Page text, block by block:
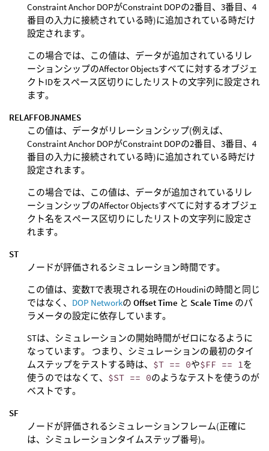
Constraint Anchor DOPがConstraint DOPの2番目、3番目、4
番目の入力に接続されている時)に追加されている時だけ
設定されます。
この場合では、この値は、データが追加されているリレ
ーションシップのAffector Objectsすべてに対するオブジェ
クトIDをスペース区切りにしたリストの文字列に設定され
ます。
RELAFFOBJNAMES
この値は、データがリレーションシップ(例えば、
Constraint Anchor DOPがConstraint DOPの2番目、3番目、4
番目の入力に接続されている時)に追加されている時だけ
設定されます。
この場合では、この値は、データが追加されているリレ
ーションシップのAffector Objectsすべてに対するオブジェ
クト名をスペース区切りにしたリストの文字列に設定さ
れます。
ST
ノードが評価されるシミュレーション時間です。
この値は、変数Tで表現される現在のHoudiniの時間と同じ
ではなく、 DOP Networkの Offset Time と Scale Time のパ
ラメータの設定に依存しています。
STは、シミュレーションの開始時間がゼロになるように
なっています。 つまり、シミュレーションの最初のタイ
ムステップをテストする時は、 $T == 0や$FF == 1 を
使うのではなくて、 $ST == 0のようなテストを使うのが
ベストです。
SF
ノードが評価されるシミュレーションフレーム(正確に
は、シミュレーションタイムステップ番号)。